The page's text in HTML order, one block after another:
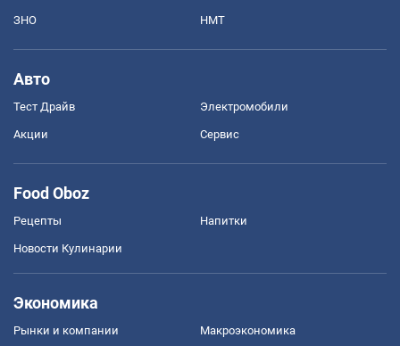
ЗНО НМТ
Авто
Тест Драйв Электромобили
Акции Сервис
Food Oboz
Рецепты Напитки
Новости Кулинарии
Экономика
Рынки и компании Mакроэкономика